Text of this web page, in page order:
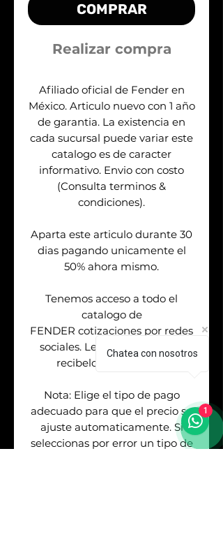
COMPRAR
Realizar compra
Afiliado oficial de Fender en
México. Articulo nuevo con 1 año
de garantia. La existencia en
cada sucursal puede variar este
catalogo es de caracter
informativo. Envio con costo
(Consulta terminos &
condiciones).
Aparta este articulo durante 30
dias pagando unicamente el
50% ahora mismo.
Tenemos acceso a todo el
catalogo de
FENDER cotizaciones por redes
sociales. Levanta tu orden &
recibelo de 2 a 7 dias.
Nota: Elige el tipo de pago
adecuado para que el precio se
ajuste automaticamente. Si
seleccionas por error un tipo de
Chatea con nosotros
1